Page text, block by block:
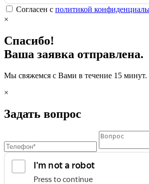
Согласен с политикой
×
Спасибо!
Ваша заявка отправлена.
Мы свяжемся с Вами в течение 15 минут.
×
Задать вопрос